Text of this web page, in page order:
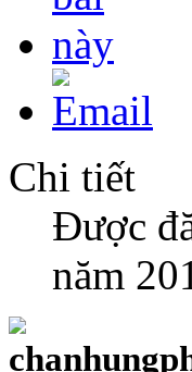
Chi tiết
Được
năm